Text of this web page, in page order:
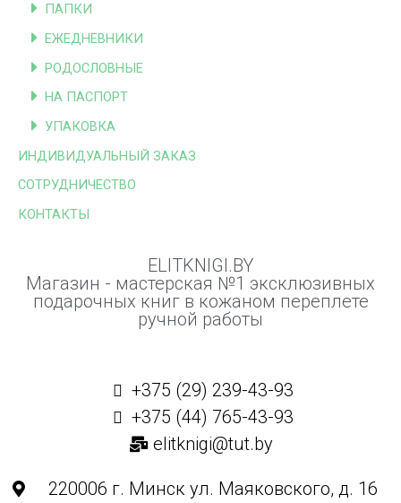
ПАПКИ
ЕЖЕДНЕВНИКИ
РОДОСЛОВНЫЕ
НА ПАСПОРТ
УПАКОВКА
ИНДИВИДУАЛЬНЫЙ ЗАКАЗ
СОТРУДНИЧЕСТВО
КОНТАКТЫ
ELITKNIGI.BY
Магазин - мастерская №1 эксклюзивных
подарочных книг в кожаном переплете
ручной работы
+375 (29) 239-43-93
+375 (44) 765-43-93
elitknigi@tut.by
220006 г. Минск ул. Маяковского, д. 16